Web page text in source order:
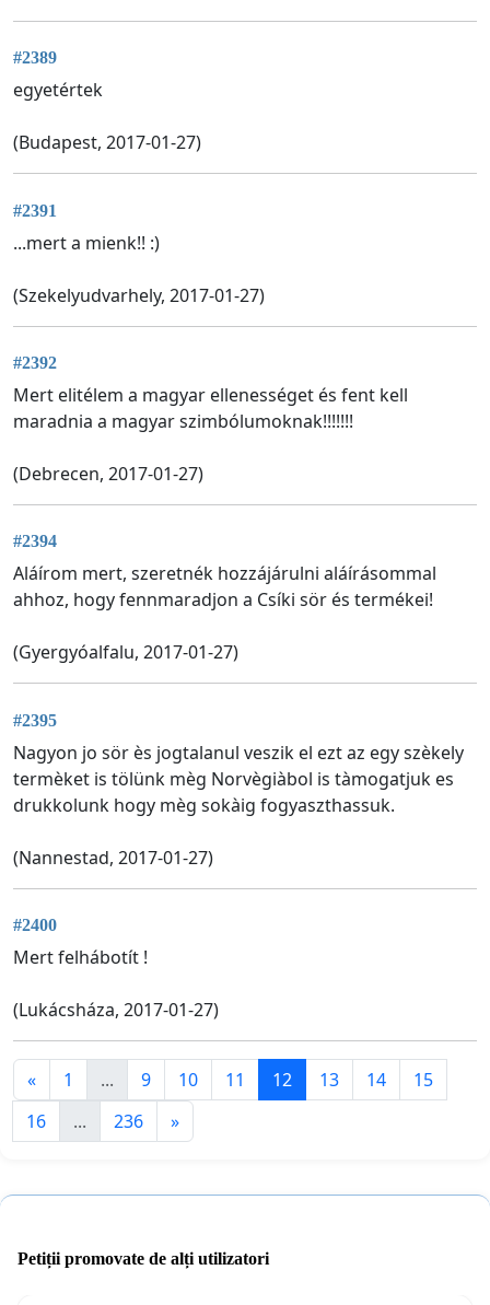
#2389
egyetértek
(Budapest, 2017-01-27)
#2391
...mert a mienk!! :)
(Szekelyudvarhely, 2017-01-27)
#2392
Mert elitélem a magyar ellenességet és fent kell
maradnia a magyar szimbólumoknak!!!!!!!
(Debrecen, 2017-01-27)
#2394
Aláírom mert, szeretnék hozzájárulni aláírásommal
ahhoz, hogy fennmaradjon a Csíki sör és termékei!
(Gyergyóalfalu, 2017-01-27)
#2395
Nagyon jo sör ès jogtalanul veszik el ezt az egy szèkely
termèket is tölünk mèg Norvègiàbol is tàmogatjuk es
drukkolunk hogy mèg sokàig fogyaszthassuk.
(Nannestad, 2017-01-27)
#2400
Mert felhábotít !
(Lukácsháza, 2017-01-27)
« 1 ... 9 10 11 12 13 14
15
16
... 236 »
Petiții promovate de alți utilizatori